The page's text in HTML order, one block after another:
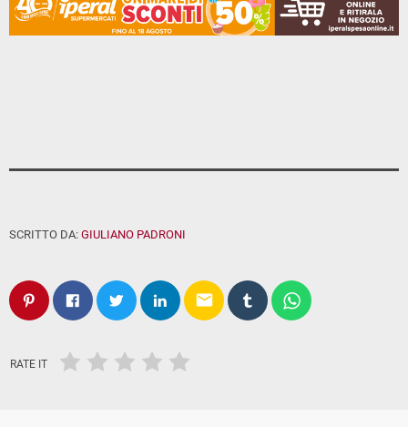
SCRITTO DA: GIULIANO PADRONI
email
RATE IT